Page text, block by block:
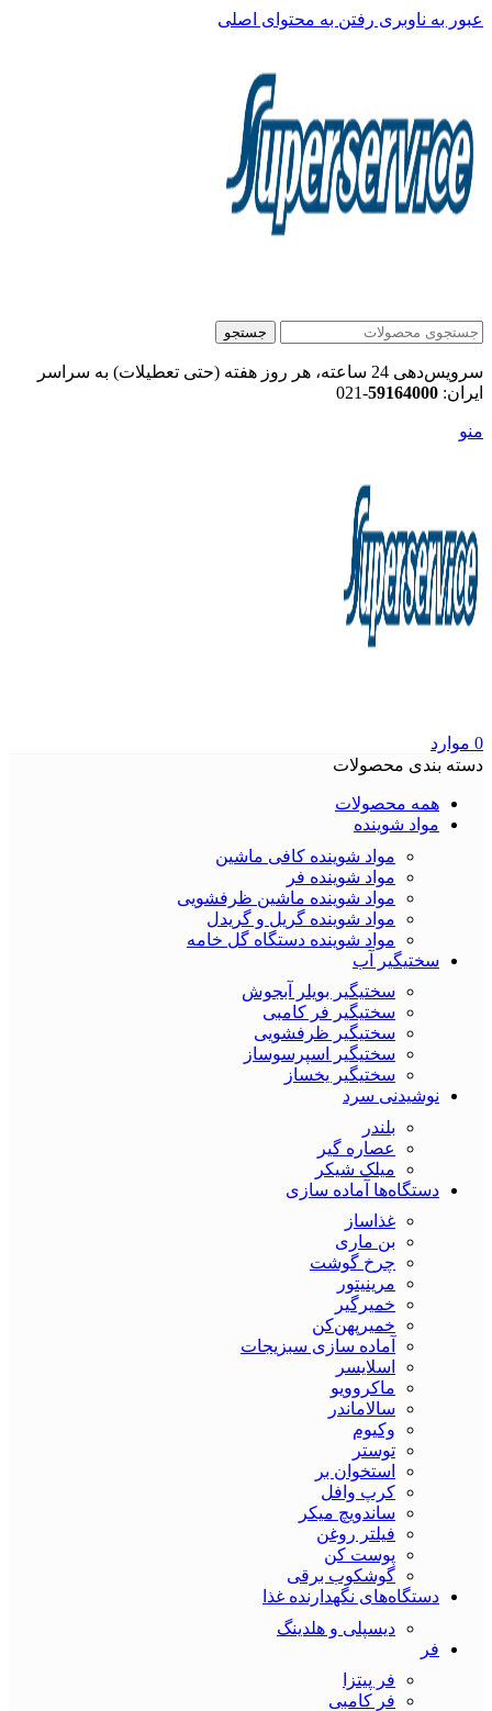
عبور به ناوبری رفتن به محتوای اصلی
جستجو
سرویس‌دهی 24 ساعته، هر روز هفته (حتی تعطیلات) به سراسر
ایران: 59164000
-021
منو
0 موارد
دسته بندی محصولات
همه محصولات
مواد شوینده
مواد شوینده کافی ماشین
مواد شوینده فر
مواد شوینده ماشین ظرفشویی
مواد شوینده گریل و گریدل
مواد شوینده دستگاه گل خامه
سختیگیر آب
سختیگیر بویلر آبجوش
سختیگیر فر کامبی
سختیگیر ظرفشویی
سختیگیر اسپرسوساز
سختیگیر یخساز
نوشیدنی سرد
بلندر
عصاره گیر
میلک شیکر
دستگاه‌ها آماده سازی
غذاساز
بن ماری
چرخ گوشت
مرینیتور
خمیرگیر
خمیر‌پهن‌کن
آماده سازی سبزیجات
اسلایسر
ماکروویو
سالاماندر
وکیوم
توستر
استخوان بر
کرپ وافل
ساندویچ میکر
فیلتر روغن
پوست کن
گوشکوب برقی
دستگاه‌های نگهدارنده غذا
دیسپلی و هلدینگ
فر
فر پیتزا
فر کامبی